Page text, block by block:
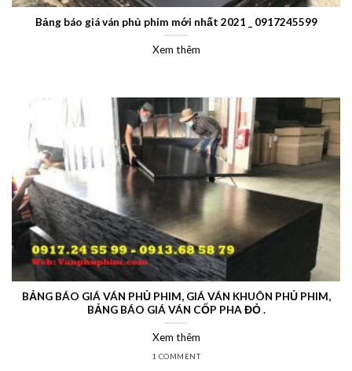
Bảng báo giá ván phủ phim mới nhất 2021 _ 0917245599
Xem thêm
BẢNG BÁO GIÁ VÁN PHỦ PHIM, GIÁ VÁN KHUÔN PHỦ PHIM,
BẢNG BÁO GIÁ VÁN CỐP PHA ĐỎ .
Xem thêm
1 COMMENT